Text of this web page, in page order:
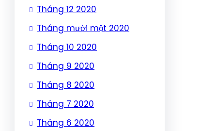
Tháng 12 2020
Tháng mười một 2020
Tháng 10 2020
Tháng 9 2020
Tháng 8 2020
Tháng 7 2020
Tháng 6 2020